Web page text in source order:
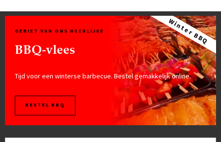
GENIET VAN ONS HEERLIJKE
BBQ-vlees
Tijd voor een winterse barbecue. Bestel gemakkelijk online.
BESTEL BBQ